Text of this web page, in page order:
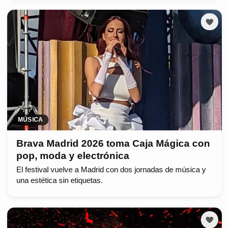
MÚSICA
Brava Madrid 2026 toma Caja Mágica con
pop, moda y electrónica
El festival vuelve a Madrid con dos jornadas de música y
una estética sin etiquetas.